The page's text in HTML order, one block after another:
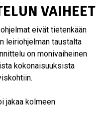
VAIHEET
eivät tietenkään
leiriohjelman taustalta
on monivaiheinen
kokonaisuuksista
jakaa kolmeen